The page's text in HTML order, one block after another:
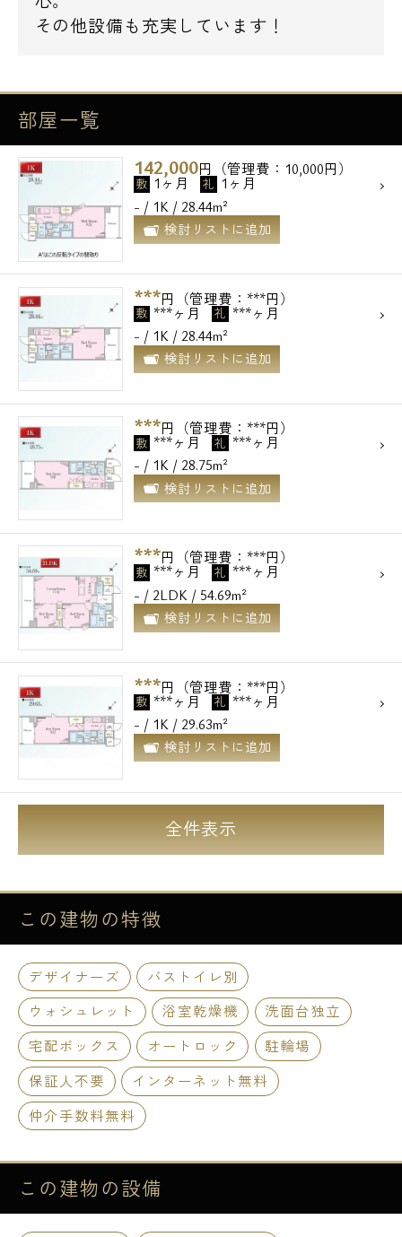
その他設備も充実しています！
部屋一覧
142,000円（管理費：10,000円）
敷 1ヶ月 礼 1ヶ月
- / 1K / 28.44m²
検討リストに追加
***円（管理費：***円）
敷 ***ヶ月 礼 ***ヶ月
- / 1K / 28.44m²
検討リストに追加
***円（管理費：***円）
敷 ***ヶ月 礼 ***ヶ月
- / 1K / 28.75m²
検討リストに追加
***円（管理費：***円）
敷 ***ヶ月 礼 ***ヶ月
- / 2LDK / 54.69m²
検討リストに追加
***円（管理費：***円）
敷 ***ヶ月 礼 ***ヶ月
- / 1K / 29.63m²
検討リストに追加
全件表示
この建物の特徴
デザイナーズ
バストイレ別
ウォシュレット
浴室乾燥機
洗面台独立
宅配ボックス
オートロック
駐輪場
保証人不要
インターネット無料
仲介手数料無料
この建物の設備